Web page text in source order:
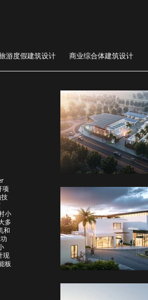
游度假建筑设计 商业综合体建筑设计
项
技
小
多
和
现
板